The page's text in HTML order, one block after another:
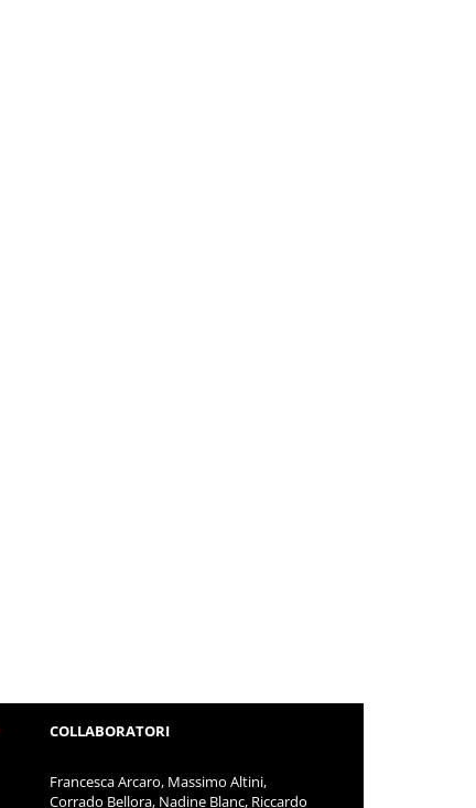
COLLABORATORI
Francesca Arcaro, Massimo Altini,
Corrado Bellora, Nadine Blanc, Riccardo